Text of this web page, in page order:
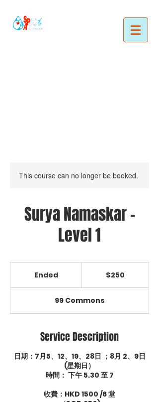
This course can no longer be booked.
Surya Namaskar –
Level 1
Ended
e
d
$250
99 Commons
Service Description
日期：7月5、12、19、28日 ；8月 2、9日
(星期日）
時間： 下午 5.30 至 7
收費：HKD 1500 /6 堂